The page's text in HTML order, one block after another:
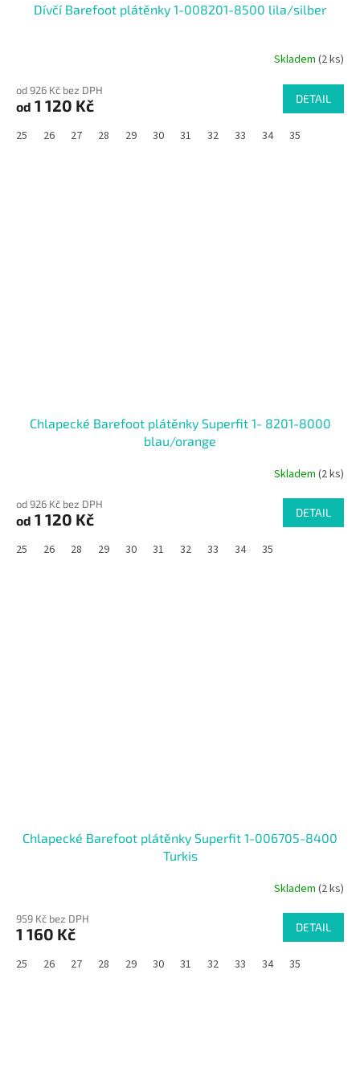
Dívčí Barefoot plátěnky 1-008201-8500 lila/silber
Skladem (2 ks)
od 926 Kč bez DPH
od 1 120 Kč DETAIL
25 26 27 28 29 30 31 32 33 34 35
Chlapecké Barefoot plátěnky Superfit 1- 8201-8000
blau/orange
Skladem (2 ks)
od 926 Kč bez DPH
od 1 120 Kč DETAIL
25 26 28 29 30 31 32 33 34 35
Chlapecké Barefoot plátěnky Superfit 1-006705-8400
Turkis
Skladem (2 ks)
959 Kč bez DPH
1 160 Kč DETAIL
25 26 27 28 29 30 31 32 33 34 35